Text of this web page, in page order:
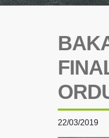
22/03/2019